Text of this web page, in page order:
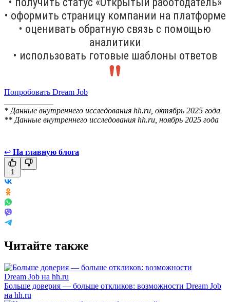
• оформить страницу компании на платформе
• оценивать обратную связь с помощью
аналитики
• использовать готовые шаблоны ответов
Попробовать Dream Job
* Данные внутреннего исследования hh.ru, октябрь 2025 года
** Данные внутреннего исследования hh.ru, ноябрь 2025 года
↩ На главную блога
1
Читайте также
Больше доверия — больше откликов: возможности Dream Job
на hh.ru